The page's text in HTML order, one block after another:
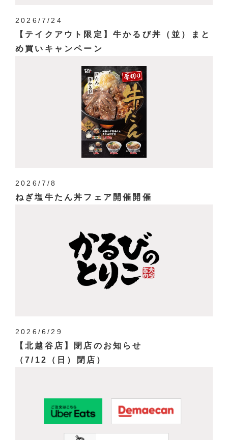
2026/7/24
【テイクアウト限定】牛かるび丼（並）まと
め買いキャンペーン
2026/7/8
ねぎ塩牛たん丼フェア開催開催
2026/6/29
【北越谷店】閉店のお知らせ
（7/12（日）閉店）